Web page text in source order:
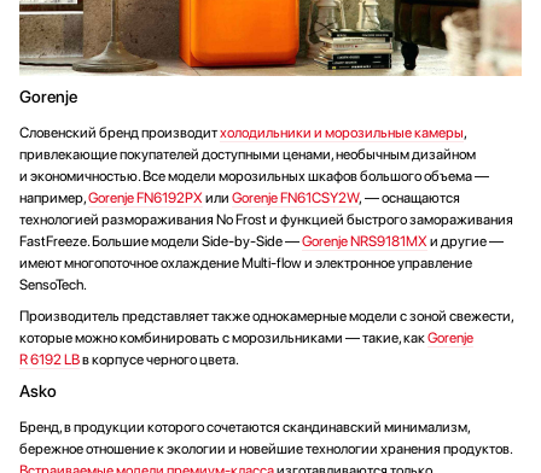
Gorenje
Словенский бренд производитхолодильники и морозильные камеры,
привлекающие покупателей доступными ценами, необычным дизайном
и экономичностью. Все модели морозильных шкафов большого объема —
например,Gorenje FN6192PX или Gorenje FN61CSY2W, — оснащаются
технологией размораживания No Frost и функцией быстрого замораживания
FastFreeze. Большие модели Side-by-Side —Gorenje NRS9181MX и другие —
имеют многопоточное охлаждение Multi-flow и электронное управление
SensoTech.
Производитель представляет также однокамерные модели с зоной свежести,
которые можно комбинировать с морозильниками — такие, какGorenje
R 6192 LBв корпусе черного цвета.
Asko
Бренд, в продукции которого сочетаются скандинавский минимализм,
бережное отношение к экологии и новейшие технологии хранения продуктов.